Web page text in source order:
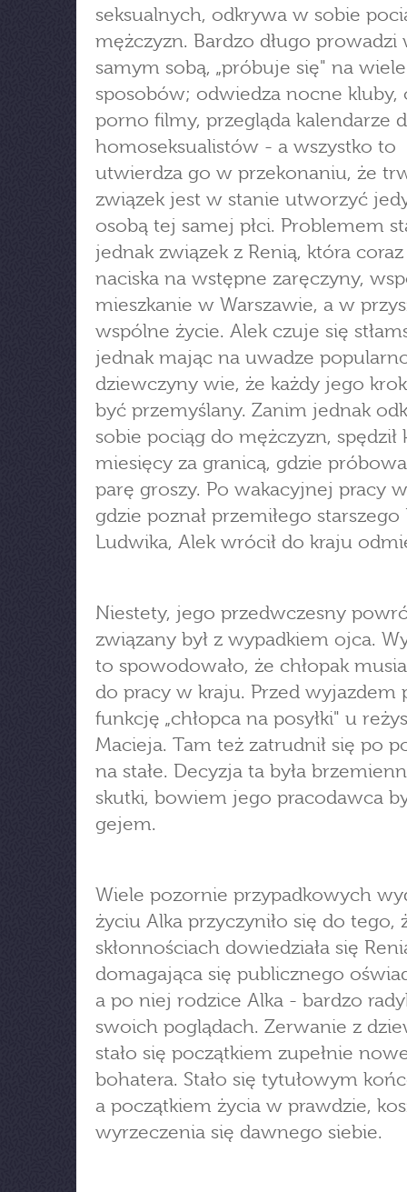
seksualnych, odkrywa w sobie
mężczyzn. Bardzo długo prowadzi
samym sobą, „próbuje się" na wiele
sposobów; odwiedza nocne kluby,
porno filmy, przegląda kalendarze
homoseksualistów - a wszystko to
utwierdza go w przekonaniu, że
związek jest w stanie utworzyć
osobą tej samej płci. Problemem
jednak związek z Renią, która
naciska na wstępne zaręczyny,
mieszkanie w Warszawie, a w
wspólne życie. Alek czuje się
jednak mając na uwadze
dziewczyny wie, że każdy jego
być przemyślany. Zanim jednak
sobie pociąg do mężczyzn, spędził
miesięcy za granicą, gdzie
parę groszy. Po wakacyjnej pracy
gdzie poznał przemiłego starszego
Ludwika, Alek wrócił do kraju
Niestety, jego przedwczesny
związany był z wypadkiem ojca.
to spowodowało, że chłopak
do pracy w kraju. Przed wyjazdem
funkcję „chłopca na posyłki" u
Macieja. Tam też zatrudnił się po
na stałe. Decyzja ta była
skutki, bowiem jego pracodawca
gejem.
Wiele pozornie przypadkowych
życiu Alka przyczyniło się do tego,
skłonnościach dowiedziała się
domagająca się publicznego
a po niej rodzice Alka - bardzo
swoich poglądach. Zerwanie z
stało się początkiem zupełnie
bohatera. Stało się tytułowym
a początkiem życia w prawdzie,
wyrzeczenia się dawnego siebie.